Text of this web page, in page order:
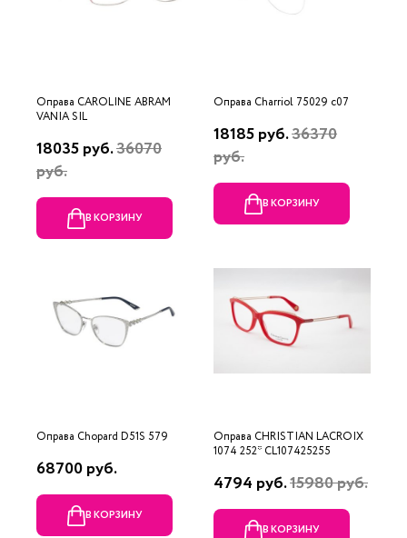
Оправа CAROLINE ABRAM
VANIA SIL
18035 руб.36070
руб.
В КОРЗИНУ
Оправа Charriol 75029 c07
18185 руб.36370
руб.
В КОРЗИНУ
Оправа Chopard D51S 579
68700 руб.
В КОРЗИНУ
Оправа CHRISTIAN LACROIX
1074 252* CL107425255
4794 руб.15980 руб.
В КОРЗИНУ